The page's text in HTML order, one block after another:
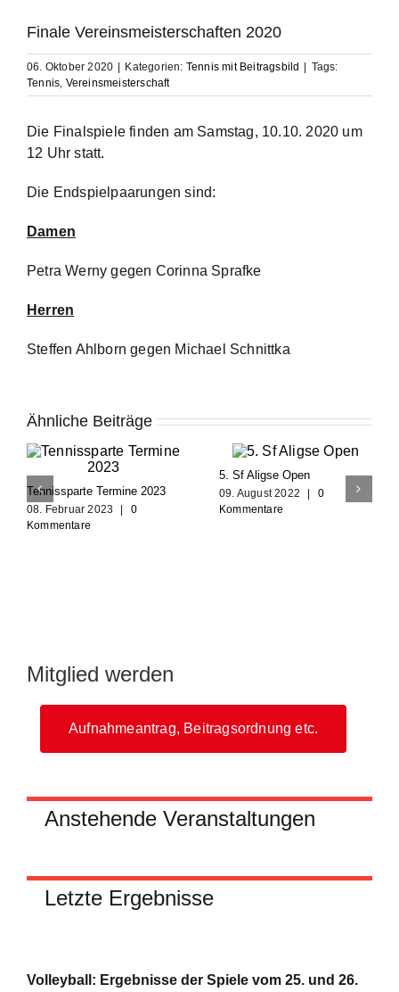
Finale Vereinsmeisterschaften 2020
06. Oktober 2020 | Kategorien: Tennis mit Beitragsbild | Tags:
Tennis Vereinsmeisterschaft
Die Finalspiele finden am Samstag, 10.10. 2020 um
12 Uhr statt.
Die Endspielpaarungen sind:
Damen
Petra Werny gegen Corinna Sprafke
Herren
Steffen Ahlborn gegen Michael Schnittka
Ähnliche Beiträge
Tennissparte Termine 2023
08. Februar 2023
0
Kommentare
5. Sf Aligse Open
09. August 2022
0
Kommentare
Mitglied werden
Aufnahmeantrag, Beitragsordnung etc.
Anstehende Veranstaltungen
Letzte Ergebnisse
Volleyball: Ergebnisse der Spiele vom 25. und 26.